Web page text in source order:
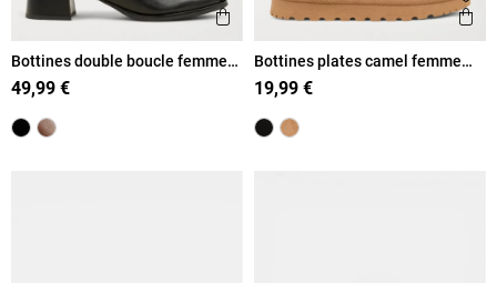
Ajouter aux favoris
Aperçu rapide
Bottines double boucle femme
(36-41)
49,99 €
Bottines plates camel femme
(36-41)
19,99 €